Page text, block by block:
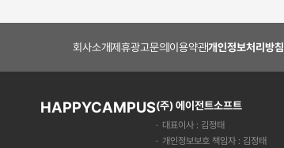
회사소개제휴광고문의 이용약관개인정보처리방침
HAPPYCAMPUS(주) 에이전트소프트
대표이사 : 김정태
개인정보보호 책임자 : 김정태